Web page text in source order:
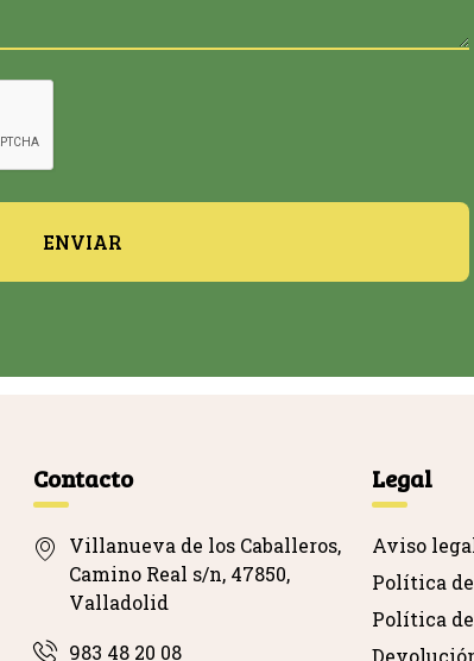
ENVIAR
Contacto
Villanueva de los Caballeros,
Camino Real s/n, 47850,
Valladolid
983 48 20 08
Legal
Aviso
Política
Política